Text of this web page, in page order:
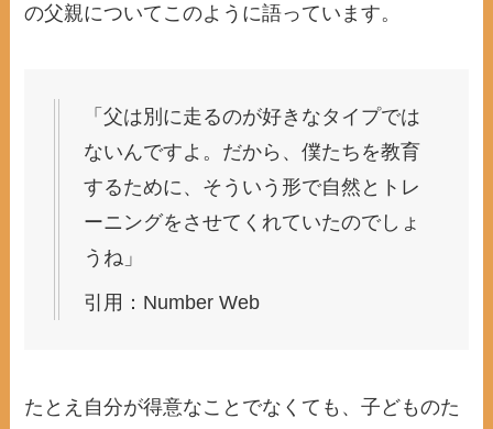
の父親についてこのように語っています。
「父は別に走るのが好きなタイプでは
ないんですよ。だから、僕たちを教育
するために、そういう形で自然とトレ
ーニングをさせてくれていたのでしょ
うね」
引用：Number Web
たとえ自分が得意なことでなくても、子どものた